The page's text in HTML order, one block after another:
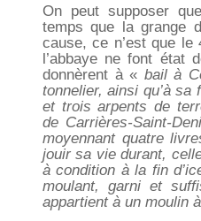
On peut supposer
temps que la grange
cause, ce n’est que
l’abbaye ne font état
donnèrent à « bail à
tonnelier, ainsi qu’à
et trois arpents de
de Carrières-Saint-
moyennant quatre
jouir sa vie durant,
à condition à la fin
moulant, garni et
appartient à un moulin